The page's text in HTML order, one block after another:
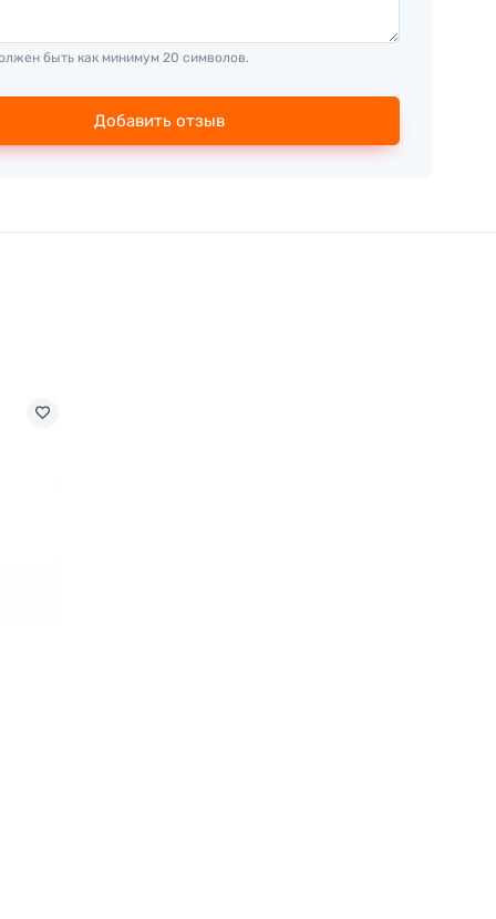
быть как минимум 20 символов.
Добавить отзыв